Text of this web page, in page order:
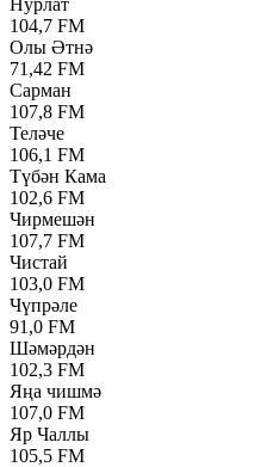
Нурлат
104,7 FM
Олы Әтнә
71,42 FM
Сарман
107,8 FM
Теләче
106,1 FM
Түбән Кама
102,6 FM
Чирмешән
107,7 FM
Чистай
103,0 FM
Чүпрәле
91,0 FM
Шәмәрдән
102,3 FM
Яңа чишмә
107,0 FM
Яр Чаллы
105,5 FM